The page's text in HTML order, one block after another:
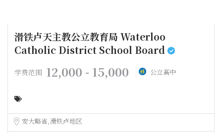
滑铁卢天主教公立教育局 Waterloo
Catholic District School Board
学费范围 12,000 - 15,000 公立高中
安大略省 滑铁卢地区